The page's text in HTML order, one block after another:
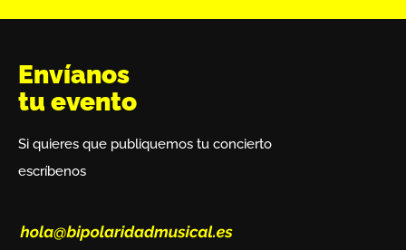
Envíanos
tu evento
Si quieres que publiquemos tu concierto
escríbenos